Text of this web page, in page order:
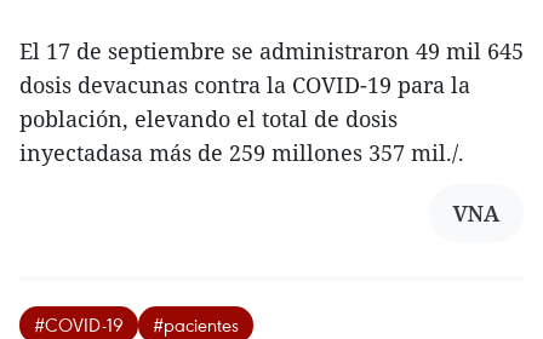
El 17 de septiembre se administraron 49 mil 645
dosis devacunas contra la COVID-19 para la
población, elevando el total de dosis
inyectadasa más de 259 millones 357 mil./.
VNA
#COVID-19 #pacientes